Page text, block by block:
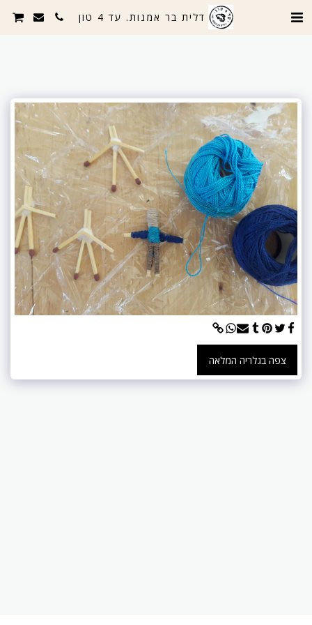
דלית בר אמנות. עד 4 טון
צפה בגלריה המלאה